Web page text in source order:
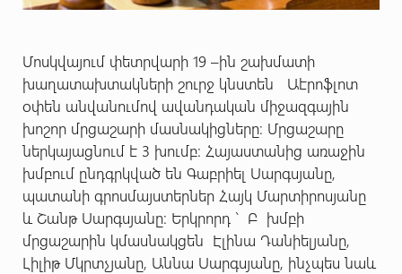
Մոսկվայում փետրվարի 19 –ին շախմատի
խաղատախտակների շուրջ կնստեն Աէրոֆլոտ
օփեն անվանումով ավանդական միջազգային
խոշոր մրցաշարի մասնակիցները։ Մրցաշարը
ներկայացնում է 3 խումբ: Հայաստանից առաջին
խմբում ընդգրկված են Գաբրիել Սարգսյանը,
պատանի գրոսմայստերներ Հայկ Մարտիրոսյանը
և Շանթ Սարգսյանը։ Երկրորդ ` Բ խմբի
մրցաշարին կմասնակցեն Էլինա Դանիելյանը,
Լիլիթ Մկրտչյանը, Աննա Սարգսյանը, ինչպես նաև